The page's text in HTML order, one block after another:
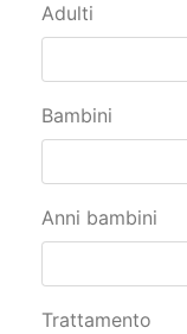
Adulti
Bambini
Anni bambini
Trattamento